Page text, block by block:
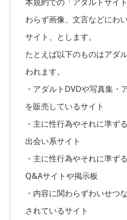
わらず画像、文言などにわ
サイト、とします。
たとえば以下のものはアダ
われます。
・アダルトDVDや写真集・
を販売しているサイト
・主に性行為やそれに準ず
出会い系サイト
・主に性行為やそれに準ず
Q&Aサイトや掲示板
・内容に関わらずわいせつ
されているサイト